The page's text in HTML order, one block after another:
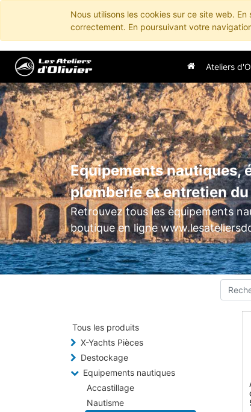
Nous utilisons les cookies sur ce site web. En
correctement. En poursuivant votre
Ateliers
Equipements nautiques,
plomberie et entretien
Retrouvez tous les équipements
boutique en ligne
Tous les produits
X-Yachts Pièces
Destockage
Equipements nautiques
Accastillage
Nautisme